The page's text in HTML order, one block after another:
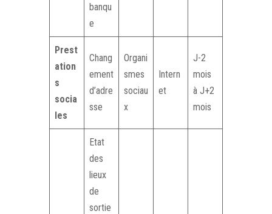
banqu
e
Prest
ation
s
socia
les
Chang
ement
d’adre
sse
Organi
smes
sociau
x
Intern
et
J-2
mois
à J+2
mois
Etat
des
lieux
de
sortie